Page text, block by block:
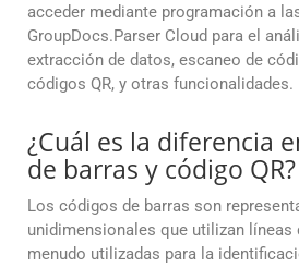
acceder mediante programación a
GroupDocs.Parser Cloud para el
extracción de datos, escaneo de
códigos QR, y otras funcionalidades.
¿Cuál es la diferencia
de barras y código QR?
Los códigos de barras son
unidimensionales que utilizan líneas
menudo utilizadas para la